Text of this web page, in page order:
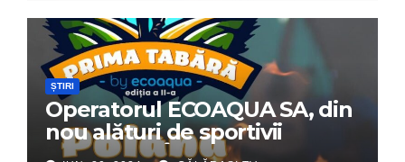
ȘTIRI
Operatorul ECOAQUA SA, din
nou alături de sportivii
călărășeni. Începe „Prima